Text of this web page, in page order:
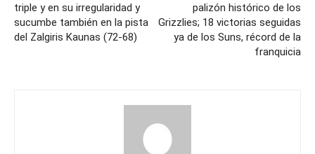
triple y en su irregularidad y
sucumbe también en la pista
del Zalgiris Kaunas (72-68)
palizón histórico de los
Grizzlies; 18 victorias seguidas
ya de los Suns, récord de la
franquicia